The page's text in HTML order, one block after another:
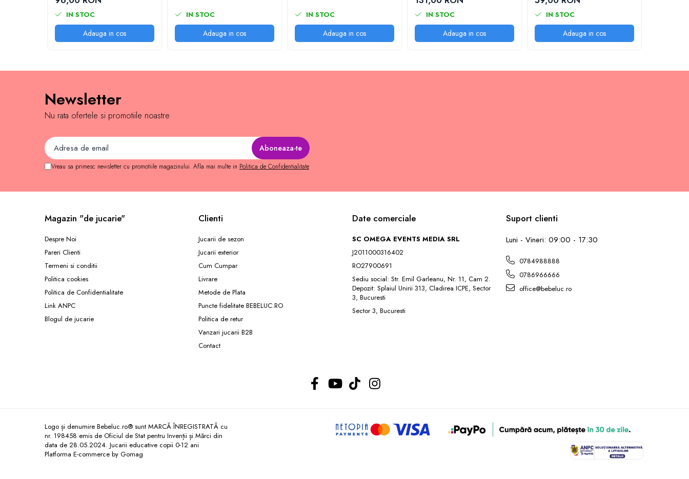
Jocuri de logica
Jocuri cu litere
Jocuri de indemanare
Jocuri interactive
Jocuri de podea
Carti pentru copii 1 an
Carti pentru copii 2 ani
Carti pentru copii 4 ani
Carti pentru copii 6 ani
Carti pentru copii 8 ani
Carti de colorat
Cadouri copii
Ceasuri copii
Cutii muzicale
Cadou copii 4 ani
Cadou copii 5 ani
IN STOC
Adauga in cos
IN STOC
Adauga in cos
IN STOC
Adauga in cos
IN STOC
Adauga in cos
IN STOC
Adauga in cos
Newsletter
Nu rata ofertele si promotiile noastre
Vreau sa primesc newsletter cu promotiile magazinului. Afla mai multe in Politica de Confidentialitate
Magazin "de jucarie"
Despre Noi
Pareri Clienti
Termeni si conditii
Politica cookies
Politica de Confidentialitate
Link ANPC
Blogul de jucarie
Clienti
Jucarii de sezon
Jucarii exterior
Cum Cumpar
Livrare
Metode de Plata
Puncte fidelitate BEBELUC.RO
Politica de retur
Vanzari jucarii B2B
Contact
Date comerciale
SC OMEGA EVENTS MEDIA SRL
J2011000316402
RO27900691
Sediu social: Str. Emil Garleanu, Nr. 11, Cam 2.
Depozit: Splaiul Unirii 313, Cladirea ICPE, Sector
3, Bucuresti
Sector 3, Bucuresti
Suport clienti
Luni - Vineri: 09:00 - 17:30
0784988888
0786966666
office@bebeluc.ro
Logo și denumire Bebeluc.ro® sunt MARCĂ ÎNREGISTRATĂ cu
nr. 198458 emis de Oficiul de Stat pentru Invenții și Mărci din
data de 28.05.2024. Jucarii educative copii 0-12 ani
Platforma E-commerce by Gomag